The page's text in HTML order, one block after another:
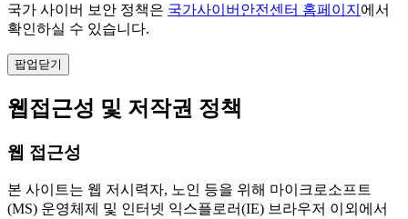
국가 사이버 보안 정책은 국가사이버안전센터 홈페이지 에서
확인하실 수 있습니다.
팝업닫기
웹접근성 및 저작권 정책
웹 접근성
본 사이트는 웹 저시력자, 노인 등을 위해 마이크로소프트
(MS) 운영체제 및 인터넷 익스플로러(IE) 브라우저 이외에서